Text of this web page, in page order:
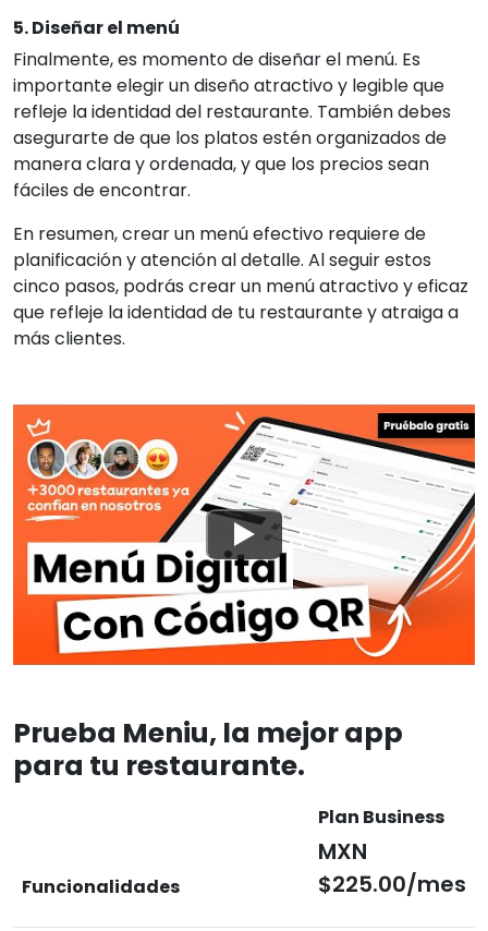
5. Diseñar el menú
Finalmente, es momento de diseñar el menú. Es
importante elegir un diseño atractivo y legible que
refleje la identidad del restaurante. También debes
asegurarte de que los platos estén organizados de
manera clara y ordenada, y que los precios sean
fáciles de encontrar.
En resumen, crear un menú efectivo requiere de
planificación y atención al detalle. Al seguir estos
cinco pasos, podrás crear un menú atractivo y eficaz
que refleje la identidad de tu restaurante y atraiga a
más clientes.
Prueba Meniu, la mejor app
para tu restaurante.
Funcionalidades
Plan Business
MXN
$225.00/mes